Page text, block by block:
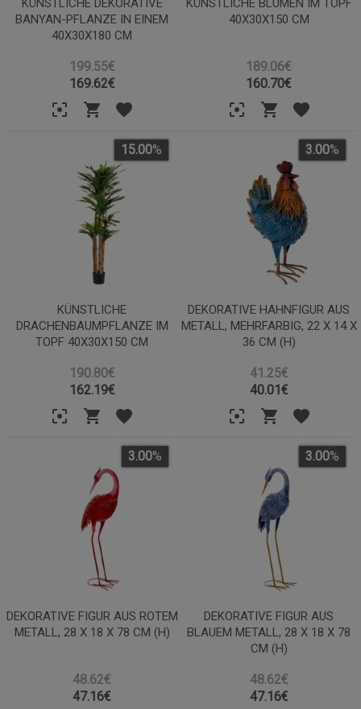
KÜNSTLICHE DEKORATIVE
BANYAN-PFLANZE IN EINEM
40X30X180 CM
199.55€
169.62€
KÜNSTLICHE BLUMEN IM TOPF
40X30X150 CM
189.06€
160.70€
KÜNSTLICHE
DRACHENBAUMPFLANZE IM
TOPF 40X30X150 CM
190.80€
15.00%
162.19€
DEKORATIVE HAHNFIGUR AUS
METALL, MEHRFARBIG, 22 X 14 X
36 CM (H)
41.25€
3.00%
40.01€
DEKORATIVE FIGUR AUS ROTEM
METALL, 28 X 18 X 78 CM (H)
48.62€
3.00%
47.16€
DEKORATIVE FIGUR AUS
BLAUEM METALL, 28 X 18 X 78
CM (H)
48.62€
3.00%
47.16€